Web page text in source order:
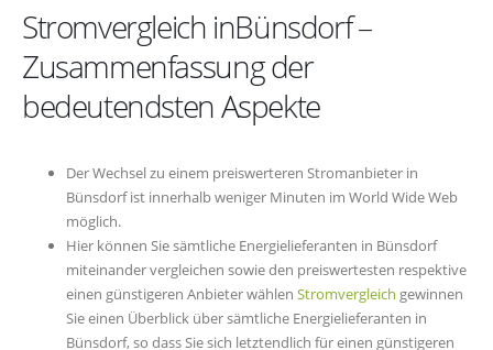
Stromvergleich inBünsdorf –
Zusammenfassung der
bedeutendsten Aspekte
Der Wechsel zu einem preiswerteren Stromanbieter in
Bünsdorf ist innerhalb weniger Minuten im World Wide Web
möglich.
Hier können Sie sämtliche Energielieferanten in Bünsdorf
miteinander vergleichen sowie den preiswertesten respektive
einen günstigeren Anbieter wählen Stromvergleich gewinnen
Sie einen Überblick über sämtliche Energielieferanten in
Bünsdorf, so dass Sie sich letztendlich für einen günstigeren